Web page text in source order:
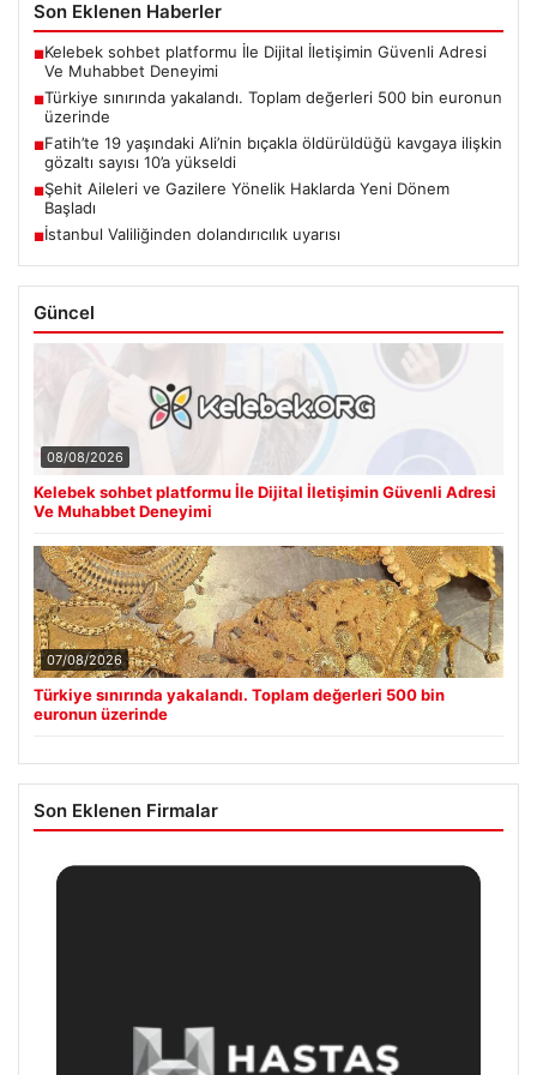
Son Eklenen Haberler
■Kelebek sohbet platformu İle Dijital İletişimin Güvenli Adresi
Ve Muhabbet Deneyimi
■Türkiye sınırında yakalandı. Toplam değerleri 500 bin euronun
üzerinde
■Fatih’te 19 yaşındaki Ali’nin bıçakla öldürüldüğü kavgaya ilişkin
gözaltı sayısı 10’a yükseldi
■Şehit Aileleri ve Gazilere Yönelik Haklarda Yeni Dönem
Başladı
■İstanbul Valiliğinden dolandırıcılık uyarısı
Güncel
08/08/2026
Kelebek sohbet platformu İle Dijital İletişimin Güvenli Adresi
Ve Muhabbet Deneyimi
07/08/2026
Türkiye sınırında yakalandı. Toplam değerleri 500 bin
euronun üzerinde
Son Eklenen Firmalar